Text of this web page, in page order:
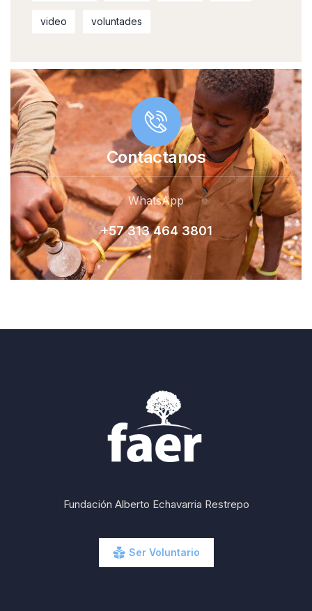
video voluntades
Contactanos
WhatsApp
+57 313 464 3801
Fundación Alberto Echavarria Restrepo
Ser Voluntario